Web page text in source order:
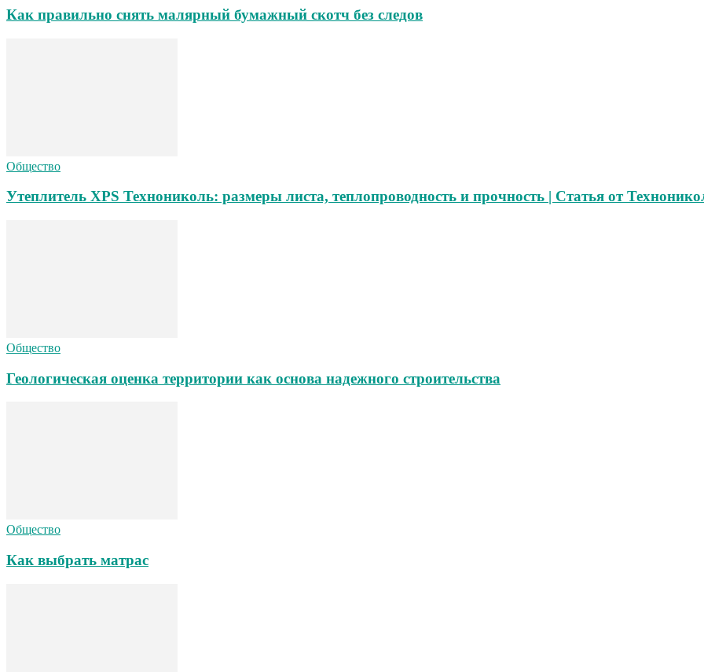
Как правильно снять малярный бумажный скотч без следов
Общество
Утеплитель XPS Технониколь: размеры листа, теплопроводность и прочность | Статья от
Общество
Геологическая оценка территории как основа надежного строительства
Общество
Как выбрать матрас